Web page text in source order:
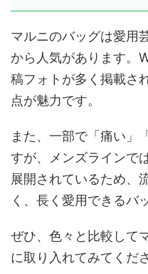
マルニのバッグは愛用
から人気があります。
稿フォトが多く掲載さ
点が魅力です。
また、一部で「痛い」
すが、メンズラインで
展開されているため、
く、長く愛用できるバ
ぜひ、色々と比較して
に取り入れてみてくだ